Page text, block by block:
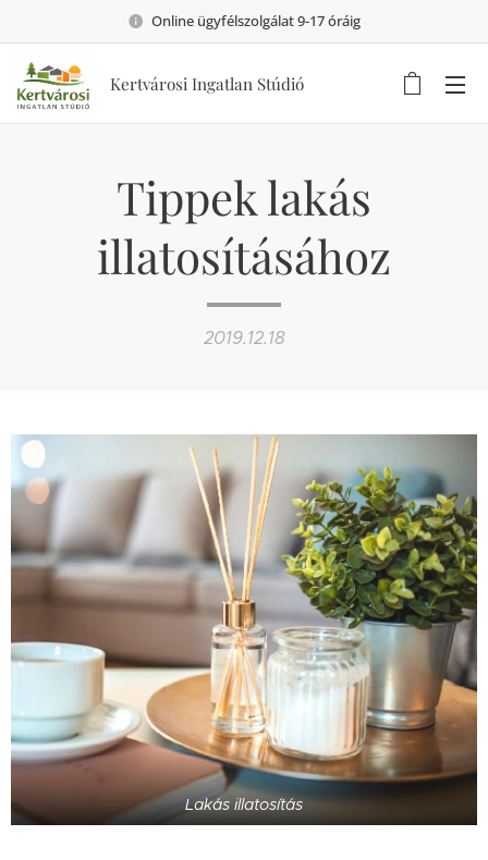
Online ügyfélszolgálat 9-17 óráig
Kertvárosi Ingatlan Stúdió
Tippek lakás
illatosításához
2019.12.18
Lakás illatosítás